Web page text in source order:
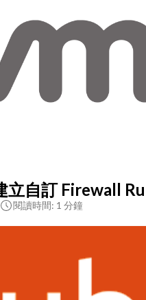
立自訂 Firewall
閱讀時間: 1 分鐘